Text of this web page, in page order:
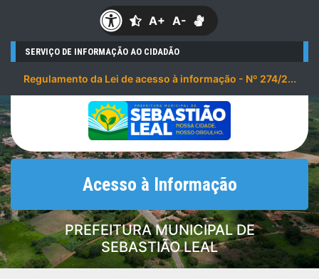
A+ A-
SERVIÇO DE INFORMAÇÃO AO CIDADÃO
Regulamento da Lei de acesso à informação - Nº 274/2...
Acesso à Informação
PREFEITURA MUNICIPAL DE
SEBASTIÃO LEAL